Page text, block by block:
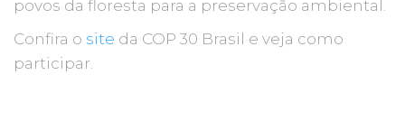
povos da floresta para a preservação ambiental.
Confira o site da COP 30 Brasil e veja como
participar.